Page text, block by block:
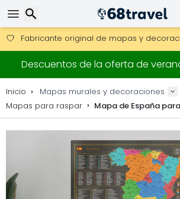
Consigue el envío gratuito en pedidos
Envío DHL 1 día disponible.
30 días para devoluciones, 90 días
Descuentos de la oferta de
Inicio
Mapas murales y decoraciones
Mapas para raspar
Mapa de España
Buscar
Buscar